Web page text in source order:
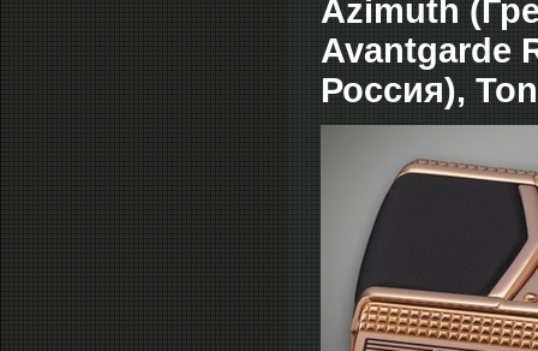
Azimuth
Avantgarde
Россия),